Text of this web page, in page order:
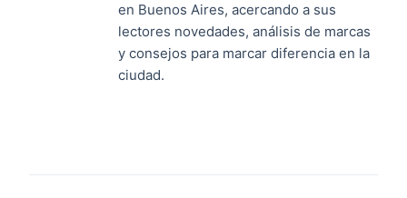
en Buenos Aires, acercando a sus
lectores novedades, análisis de marcas
y consejos para marcar diferencia en la
ciudad.